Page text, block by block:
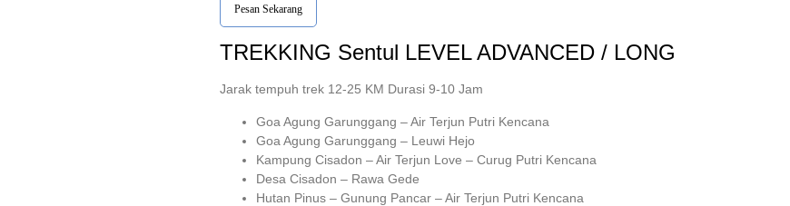
Pesan Sekarang
TREKKING Sentul LEVEL ADVANCED / LONG
Jarak tempuh trek 12-25 KM Durasi 9-10 Jam
Goa Agung Garunggang – Air Terjun Putri Kencana
Goa Agung Garunggang – Leuwi Hejo
Kampung Cisadon – Air Terjun Love – Curug Putri Kencana
Desa Cisadon – Rawa Gede
Hutan Pinus – Gunung Pancar – Air Terjun Putri Kencana